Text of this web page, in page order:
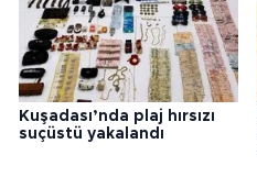
Kuşadası’nda plaj hırsızı
suçüstü yakalandı